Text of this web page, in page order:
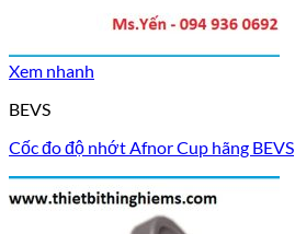
Xem nhanh
BEVS
Cốc đo độ nhớt Afnor Cup hãng BEVS